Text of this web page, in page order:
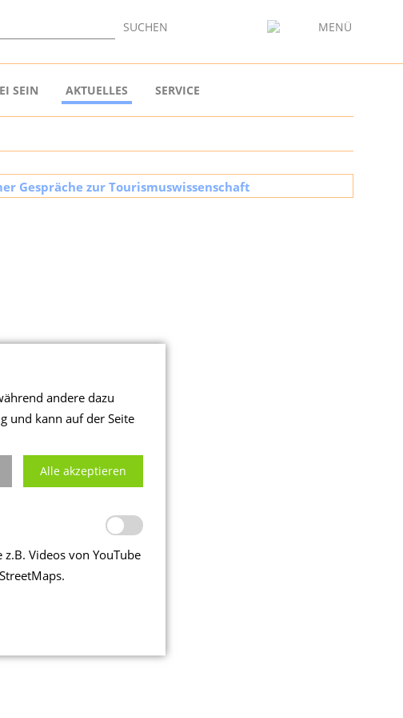
SUCHEN MENÜ
SEIN AKTUELLES SERVICE
andere dazu
und kann auf der Seite
Alle akzeptieren
Videos von YouTube
Startseite
Geschichten